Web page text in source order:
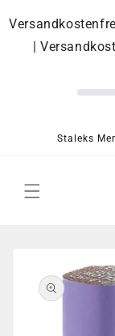
|
zum
Inhalt
Staleks